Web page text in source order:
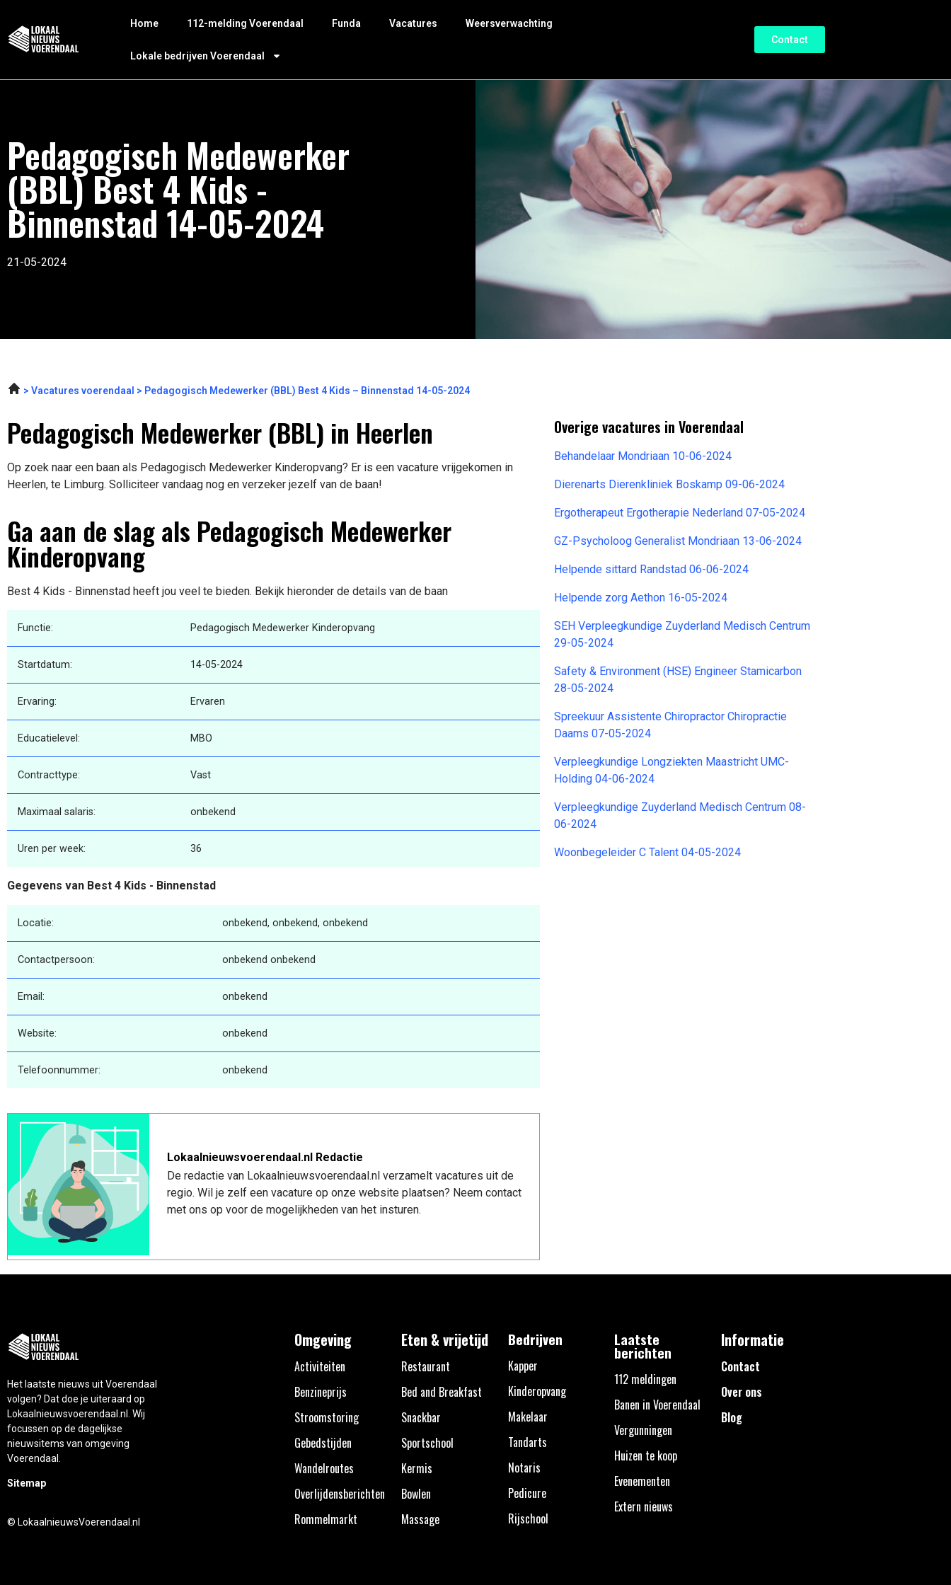
Home 112-melding Voerendaal Funda Vacatures Weersverwachting
Lokale bedrijven Voerendaal
Contact
Pedagogisch Medewerker
(BBL) Best 4 Kids -
Binnenstad 14-05-2024
21-05-2024
Vacatures voerendaal Pedagogisch Medewerker (BBL) Best 4 Kids – Binnenstad 14-05-2024
Pedagogisch Medewerker (BBL) in Heerlen
Op zoek naar een baan als Pedagogisch Medewerker Kinderopvang? Er is een vacature vrijgekomen in
Heerlen, te Limburg. Solliciteer vandaag nog en verzeker jezelf van de baan!
Ga aan de slag als Pedagogisch Medewerker
Kinderopvang
Best 4 Kids - Binnenstad heeft jou veel te bieden. Bekijk hieronder de details van de baan
Functie: Pedagogisch Medewerker Kinderopvang
Startdatum: 14-05-2024
Ervaring: Ervaren
Educatielevel: MBO
Contracttype: Vast
Maximaal salaris: onbekend
Uren per week: 36
Gegevens van Best 4 Kids - Binnenstad
Locatie: onbekend, onbekend, onbekend
Contactpersoon: onbekend onbekend
Email: onbekend
Website: onbekend
Telefoonnummer: onbekend
Lokaalnieuwsvoerendaal.nl Redactie
De redactie van Lokaalnieuwsvoerendaal.nl verzamelt vacatures uit de
regio. Wil je zelf een vacature op onze website plaatsen? Neem contact
met ons op voor de mogelijkheden van het insturen.
Overige vacatures in Voerendaal
Behandelaar Mondriaan 10-06-2024
Dierenarts Dierenkliniek Boskamp 09-06-2024
Ergotherapeut Ergotherapie Nederland 07-05-2024
GZ-Psycholoog Generalist Mondriaan 13-06-2024
Helpende sittard Randstad 06-06-2024
Helpende zorg Aethon 16-05-2024
SEH Verpleegkundige Zuyderland Medisch Centrum
29-05-2024
Safety & Environment (HSE) Engineer Stamicarbon
28-05-2024
Spreekuur Assistente Chiropractor Chiropractie
Daams 07-05-2024
Verpleegkundige Longziekten Maastricht UMC-
Holding 04-06-2024
Verpleegkundige Zuyderland Medisch Centrum 08-
06-2024
Woonbegeleider C Talent 04-05-2024
Het laatste nieuws uit Voerendaal
volgen? Dat doe je uiteraard op
Lokaalnieuwsvoerendaal.nl. Wij
focussen op de dagelijkse
nieuwsitems van omgeving
Voerendaal.
Sitemap
© LokaalnieuwsVoerendaal.nl
Omgeving
Activiteiten
Benzineprijs
Stroomstoring
Gebedstijden
Wandelroutes
Overlijdensberichten
Rommelmarkt
Eten & vrijetijd
Restaurant
Bed and Breakfast
Snackbar
Sportschool
Kermis
Bowlen
Massage
Bedrijven
Kapper
Kinderopvang
Makelaar
Tandarts
Notaris
Pedicure
Rijschool
Laatste
berichten
112 meldingen
Banen in Voerendaal
Vergunningen
Huizen te koop
Evenementen
Extern nieuws
Informatie
Contact
Over ons
Blog